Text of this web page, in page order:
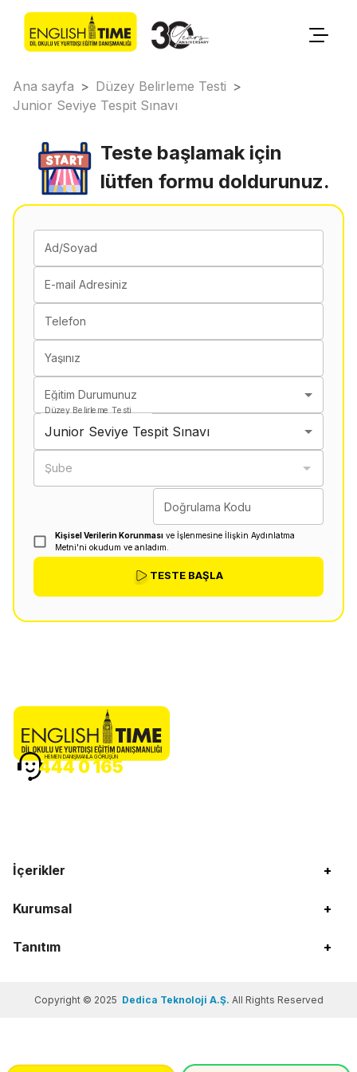
Ana sayfa > Düzey Belirleme Testi >
Junior Seviye Tespit Sınavı
Teste başlamak için
lütfen formu doldurunuz.
Ad/Soyad
E-mail Adresiniz
Telefon
Yaşınız
Eğitim Durumunuz
Düzey Belirleme Testi
Junior Seviye Tespit Sınavı
Şube
Doğrulama Kodu
Kişisel Verilerin Korunması ve İşlenmesine İlişkin Aydınlatma
Metni'ni okudum ve anladım.
TESTE BAŞLA
İçerikler +
Kurumsal +
Tanıtım +
HEMEN DANIŞMANLA GÖRÜŞÜN
444 0 165
Copyright © 2025 Dedica Teknoloji A.Ş. All Rights Reserved